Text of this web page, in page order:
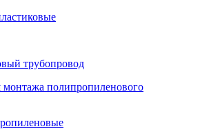
трубопровод
монтажа полипропиленового